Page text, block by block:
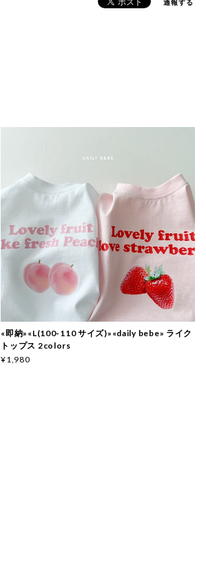
通報する
«即納»«L(100-110 サイズ)»«daily bebe» ライク
トップス 2colors
¥1,980